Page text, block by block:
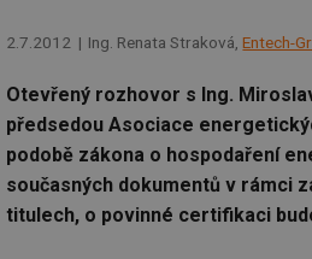
2.7.2012 Ing. Renata Straková,Entech-
Otevřený rozhovor s Ing.
předsedou Asociace
podobě zákona o hospodaření
současných dokumentů v rámci
titulech, o povinné certifikaci